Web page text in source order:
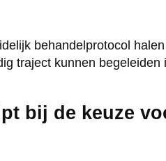
behandelprotocol
traject kunnen begeleiden
bij de keuze